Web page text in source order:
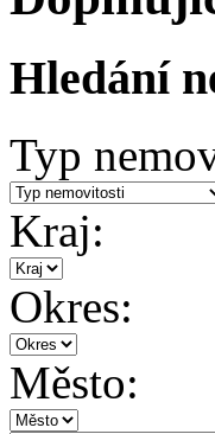
Hledání
Typ
Kraj:
Okres:
Město: